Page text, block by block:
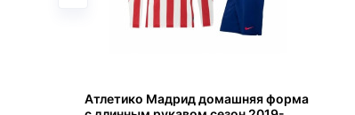
Атлетико Мадрид домашняя форма